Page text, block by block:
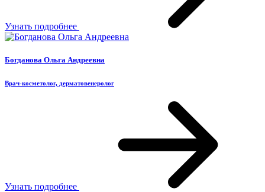
Узнать подробнее
Богданова Ольга Андреевна
Врач-косметолог, дерматовенеролог
Узнать подробнее